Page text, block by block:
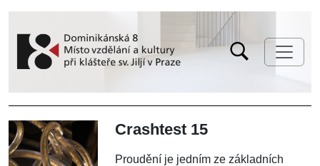
Crashtest 15
Proudění je jedním ze základních